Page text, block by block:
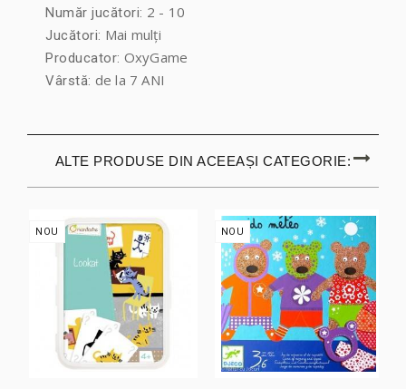
Număr jucători: 2 - 10
Jucători: Mai mulți
Producator: OxyGame
Vârstă: de la 7 ANI
ALTE PRODUSE DIN ACEEAȘI CATEGORIE:
NOU NOU